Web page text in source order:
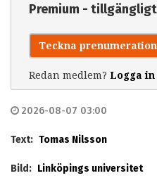
Premium -
Teckna prenumeration
Redan medlem? Logga
2026-08-07 03:00
Text: Tomas Nilsson
Bild: Linköpings universitet